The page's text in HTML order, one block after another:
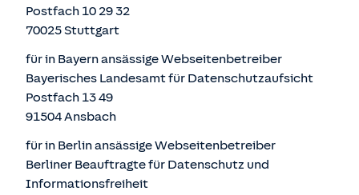
Postfach 10 29 32
70025 Stuttgart
für in Bayern ansässige Webseitenbetreiber
Bayerisches Landesamt für Datenschutzaufsicht
Postfach 13 49
91504 Ansbach
für in Berlin ansässige Webseitenbetreiber
Berliner Beauftragte für Datenschutz und
Informationsfreiheit